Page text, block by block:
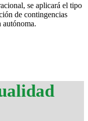
se aplicará el tipo
de contingencias
autónoma.